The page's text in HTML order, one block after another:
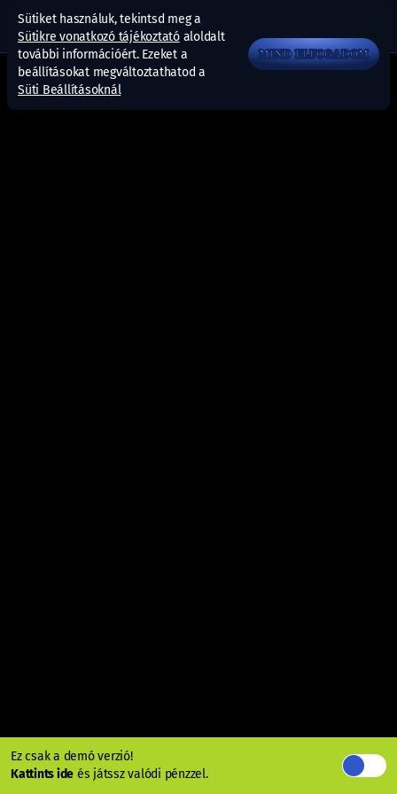
Ez csak a demó verzió!
Kattints ide és játssz valódi pénzzel.
Sütiket használuk, tekintsd meg a
Sütikre vonatkozó tájékoztatóaloldalt
további információért. Ezeket a
beállításokat megváltoztathatod a
Süti Beállításoknál
MIND ELFOGADOM